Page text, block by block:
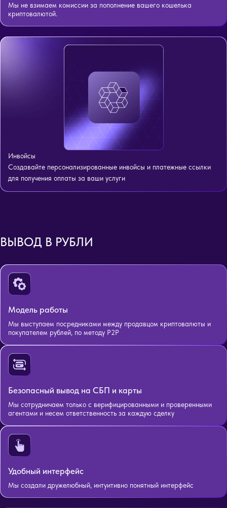
Мы не взимаем комиссии за пополнение вашего кошелька
криптовалютой.
Инвойсы
Создавайте персонализированные инвойсы и платежные ссылки
для получения оплаты за ваши услуги
ВЫВОД В РУБЛИ
Модель работы
Мы выступаем посредниками между продавцом криптовалюты и
покупателем рублей, по методу P2P
Безопасный вывод на СБП и карты
Мы сотрудничаем только с верифицированными и проверенными
агентами и несем ответственность за каждую сделку
Удобный интерфейс
Мы создали дружелюбный, интуитивно понятный интерфейс